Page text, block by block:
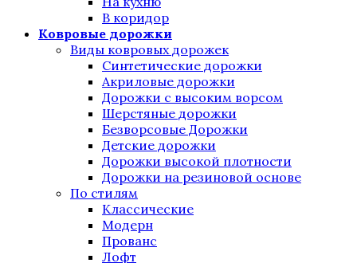
В коридор
Ковровые дорожки
Виды ковровых дорожек
Синтетические дорожки
Акриловые дорожки
Дорожки с высоким ворсом
Шерстяные дорожки
Безворсовые Дорожки
Детские дорожки
Дорожки высокой плотности
Дорожки на резиновой основе
По стилям
Классические
Модерн
Прованс
Лофт